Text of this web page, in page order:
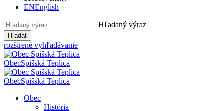
ENEnglish
Hľadaný výraz
Hľadať
rozšírené vyhľadávanie
ObecSpišská Teplica
ObecSpišská Teplica
Obec
História